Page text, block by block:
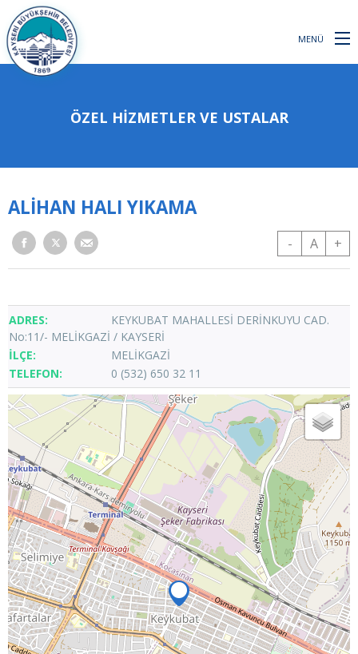
MENÜ
ÖZEL HİZMETLER VE USTALAR
ALİHAN HALI YIKAMA
- A +
KEYKUBAT MAHALLESİ DERİNKUYU CAD.
No:11/- MELİKGAZİ / KAYSERİ
MELİKGAZİ
0 (532) 650 32 11